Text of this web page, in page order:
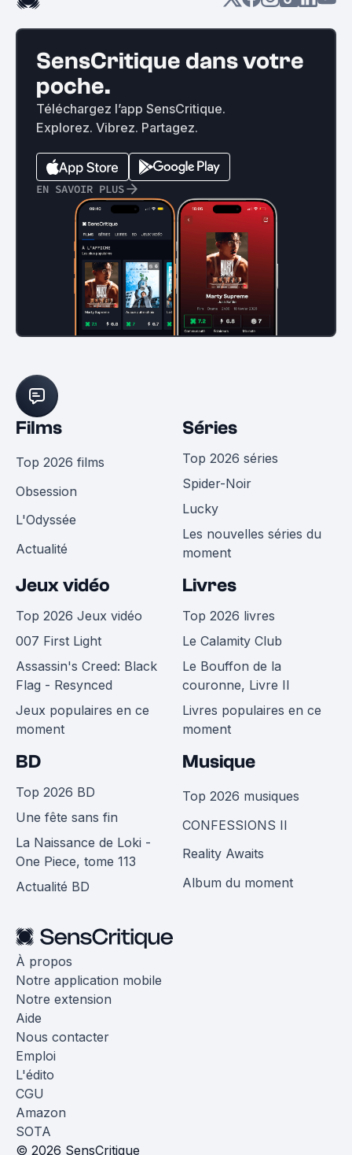
SensCritique dans votre
poche.
Téléchargez l’app SensCritique.
Explorez. Vibrez. Partagez.
EN SAVOIR PLUS
Films
Top 2026 films
Obsession
L'Odyssée
Actualité
Séries
Top 2026 séries
Spider-Noir
Lucky
Les nouvelles séries du
moment
Jeux vidéo
Top 2026 Jeux vidéo
007 First Light
Assassin's Creed: Black
Flag - Resynced
Jeux populaires en ce
moment
Livres
Top 2026 livres
Le Calamity Club
Le Bouffon de la
couronne, Livre II
Livres populaires en ce
moment
BD
Top 2026 BD
Une fête sans fin
La Naissance de Loki -
One Piece, tome 113
Actualité BD
Musique
Top 2026 musiques
CONFESSIONS II
Reality Awaits
Album du moment
À propos
Notre application mobile
Notre extension
Aide
Nous contacter
Emploi
L'édito
CGU
Amazon
SOTA
© 2026 SensCritique